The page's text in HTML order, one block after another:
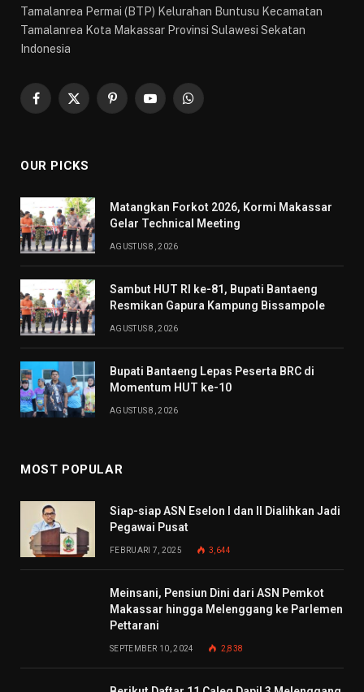
Tamalanrea Permai (BTP) Kelurahan Buntusu Kecamatan
Tamalanrea Kota Makassar Provinsi Sulawesi Sekatan
Indonesia
Facebook
X
PinterestYouTubeWhatsApp
OUR PICKS
Matangkan Forkot 2026, Kormi Makassar
Gelar Technical Meeting
AGUSTUS 8, 2026
Sambut HUT RI ke-81, Bupati Bantaeng
Resmikan Gapura Kampung Bissampole
AGUSTUS 8, 2026
Bupati Bantaeng Lepas Peserta BRC di
Momentum HUT ke-10
AGUSTUS 8, 2026
MOST POPULAR
Siap-siap ASN Eselon I dan II Dialihkan Jadi
Pegawai Pusat
FEBRUARI 7, 2025 3,644
Meinsani, Pensiun Dini dari ASN Pemkot
Makassar hingga Melenggang ke Parlemen
Pettarani
SEPTEMBER 10, 2024 2,838